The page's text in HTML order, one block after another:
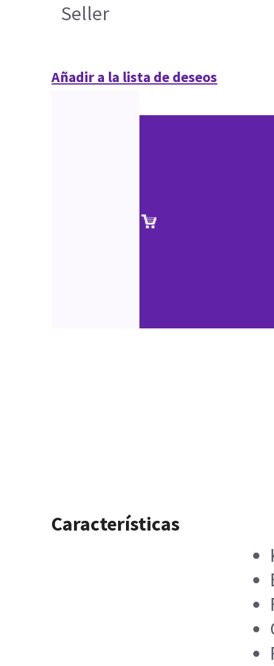
Seller
Añadir a la lista de deseos
Características